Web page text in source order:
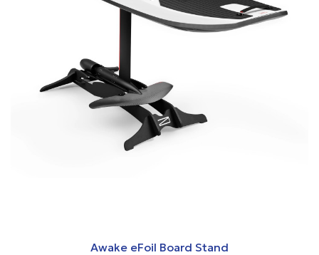
Awake eFoil Board Stand